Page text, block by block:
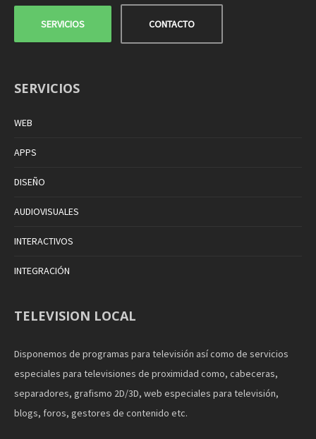
SERVICIOS CONTACTO
SERVICIOS
WEB
APPS
DISEÑO
AUDIOVISUALES
INTERACTIVOS
INTEGRACIÓN
TELEVISION LOCAL
Disponemos de programas para televisión así como de servicios
especiales para televisiones de proximidad como, cabeceras,
separadores, grafismo 2D/3D, web especiales para televisión,
blogs, foros, gestores de contenido etc.